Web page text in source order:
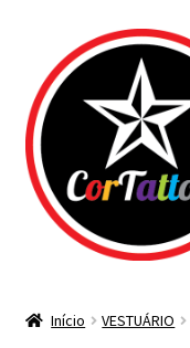
para
navegação
para
o
conteúdo
Início VESTUÁRIO